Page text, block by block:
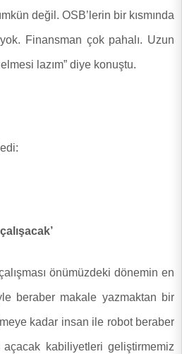
değil. OSB’lerin bir kısmında
Finansman çok pahalı. Uzun
lazım” diye konuştu.
önümüzdeki dönemin en
beraber makale yazmaktan bir
kadar insan ile robot beraber
kabiliyetleri geliştirmemiz